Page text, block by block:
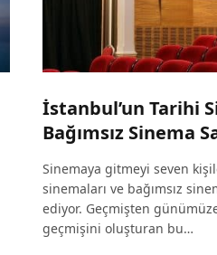
İstanbul’un Tarihi
Bağımsız Sinema
Sinemaya gitmeyi seven
sinemaları ve bağımsız
ediyor. Geçmişten
geçmişini oluşturan bu…